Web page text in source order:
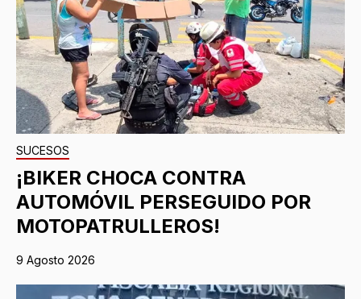
SUCESOS
¡BIKER CHOCA CONTRA
AUTOMÓVIL PERSEGUIDO POR
MOTOPATRULLEROS!
9 Agosto 2026